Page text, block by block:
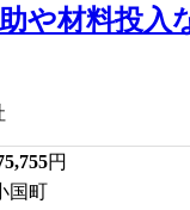
や材料投入
円
国町